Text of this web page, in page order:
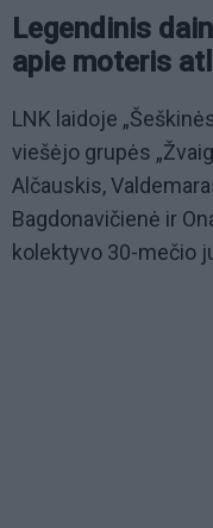
Legendinis
apie moteris
LNK laidoje
viešėjo grupės
Alčauskis,
Bagdonavičienė ir
kolektyvo 30-mečio